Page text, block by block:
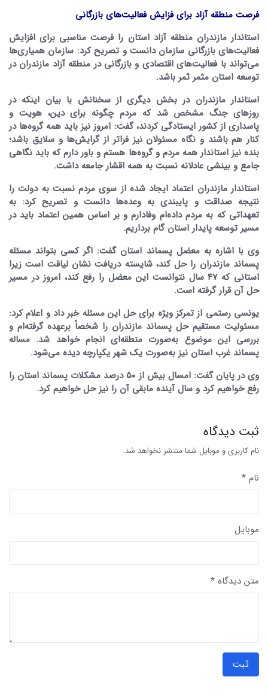
فرصت منطقه آزاد برای فزایش فعالیت‌های بازرگانی
استاندار مازندران منطقه آزاد استان را فرصت مناسبی برای افزایش
فعالیت‌های بازرگانی سازمان دانست و تصریح کرد: سازمان همیاری‌ها
می‌تواند با فعالیت‌های اقتصادی و بازرگانی در منطقه آزاد مازندران در
توسعه استان مثمر ثمر باشد.
استاندار مازندران در بخش دیگری از سخنانش با بیان اینکه در
روزهای جنگ مشخص شد که مردم چگونه برای دین، هویت و
پاسداری از کشور ایستادگی کردند، گفت: امروز نیز باید همه گروه‌ها در
کنار هم باشند و نگاه مسئولان نیز فراتر از گرایش‌ها و سلایق باشد؛
بنده نیز استاندار همه مردم و گروه‌ها هستم و باور دارم که باید نگاهی
جامع و بینشی عادلانه نسبت به همه اقشار جامعه داشت.
استاندار مازندران اعتماد ایجاد شده از سوی مردم نسبت به دولت را
نتیجه صداقت و پایبندی به وعده‌ها دانست و تصریح کرد: به
تعهداتی که به مردم داده‌ام وفادارم و بر اساس همین اعتماد باید در
مسیر توسعه پایدار استان گام برداریم.
وی با اشاره به معضل پسماند استان گفت: اگر کسی بتواند مسئله
پسماند مازندران را حل کند، شایسته دریافت نشان لیاقت است زیرا
استانی که ۴۷ سال نتوانست این معضل را رفع کند، امروز در مسیر
حل آن قرار گرفته است.
یونسی رستمی از تمرکز ویژه برای حل این مسئله خبر داد و اعلام کرد:
مسئولیت مستقیم حل پسماند مازندران را شخصاً برعهده گرفته‌ام و
بررسی این موضوع به‌صورت منطقه‌ای انجام خواهد شد. مساله
پسماند غرب استان نیز به‌صورت یک شهر یکپارچه دیده می‌شود.
وی در پایان گفت: امسال بیش از ۵۰ درصد مشکلات پسماند استان را
رفع خواهیم کرد و سال آینده مابقی آن را نیز حل خواهیم کرد.‌
ثبت دیدگاه
نام کاربری و موبایل شما منتشر نخواهد شد.
نام *
موبایل
متن دیدگاه *
ثبت